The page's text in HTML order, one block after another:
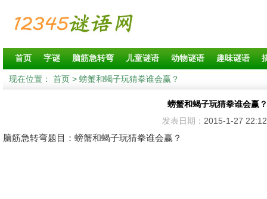
首页 字谜 脑筋急转弯 儿童谜语 动物谜语 趣味谜语
现在位置： 首页 > 螃蟹和蝎子玩猜拳谁会赢？
螃蟹和蝎子玩猜拳谁会赢？
发表日期： 2015-1-27 22:12
脑筋急转弯题目：螃蟹和蝎子玩猜拳谁会赢？